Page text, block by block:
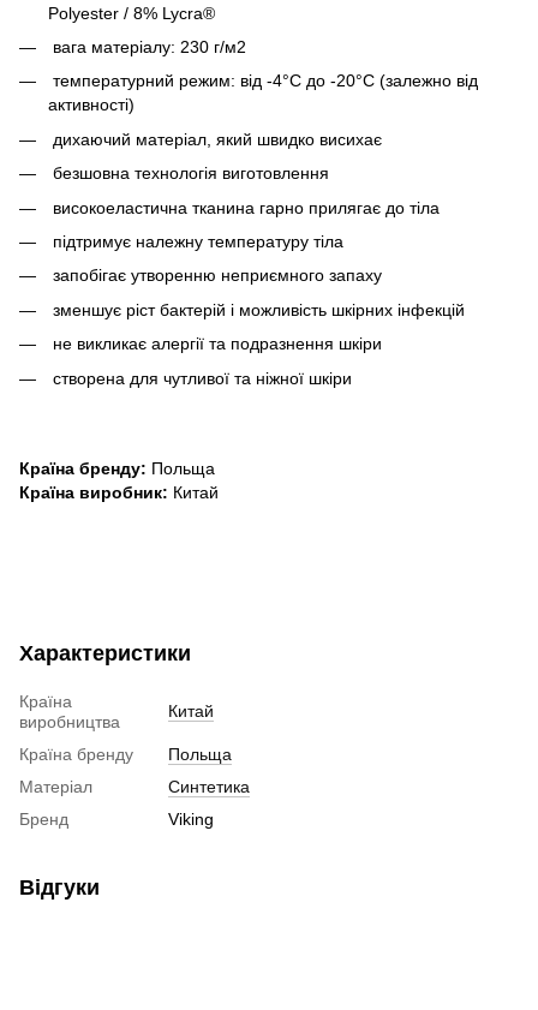
Polyester / 8% Lycra®
вага матеріалу: 230 г/м2
температурний режим: від -4°C до -20°C (залежно від
активності)
дихаючий матеріал, який швидко висихає
безшовна технологія виготовлення
високоеластична тканина гарно прилягає до тіла
підтримує належну температуру тіла
запобігає утворенню неприємного запаху
зменшує ріст бактерій і можливість шкірних інфекцій
не викликає алергії та подразнення шкіри
створена для чутливої та ніжної шкіри
Країна бренду: Польща
Країна виробник: Китай
Характеристики
Країна
виробництва
Китай
Країна бренду
Польща
Матеріал
Синтетика
Бренд
Viking
Відгуки